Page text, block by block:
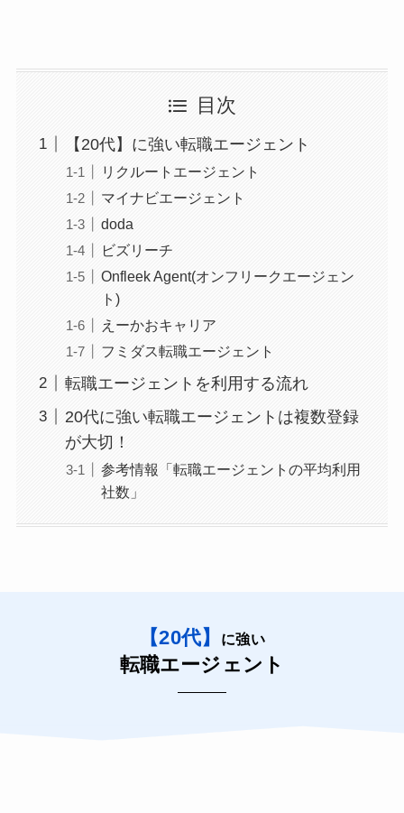
目次
【20代】に強い転職エージェント
リクルートエージェント
マイナビエージェント
doda
ビズリーチ
Onfleek Agent(オンフリークエージェン
ト)
えーかおキャリア
フミダス転職エージェント
転職エージェントを利用する流れ
20代に強い転職エージェントは複数登録
が大切！
参考情報「転職エージェントの平均利用
社数」
【20代】 に強い
転職エージェント